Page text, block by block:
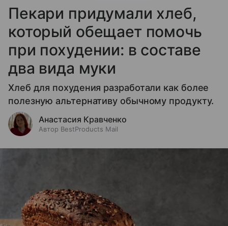
Пекари придумали хлеб,
который обещает помочь
при похудении: в составе
два вида муки
Хлеб для похудения разработали как более
полезную альтернативу обычному продукту.
Анастасия Кравченко
Автор BestProducts Mail